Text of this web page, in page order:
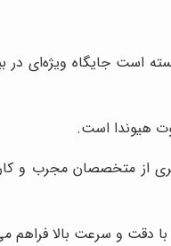
است جایگاه ویژه‌ای در
هیوندا است.
از متخصصان مجرب و
دقت و سرعت بالا فراهم